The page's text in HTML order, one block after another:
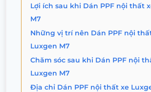
Lợi ích sau khi Dán PPF nội thất
M7
Những vị trí nên Dán PPF nội
Luxgen M7
Chăm sóc sau khi Dán PPF nội
Luxgen M7
Địa chỉ Dán PPF nội thất xe